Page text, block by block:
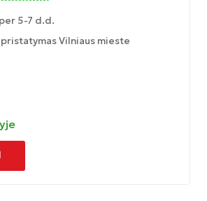
5-7 d.d.
Vilniaus mieste